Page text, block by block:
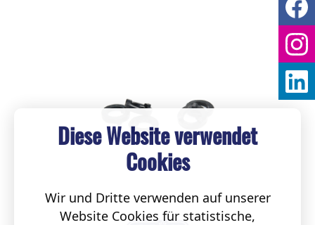
Diese Website verwendet
Cookies
Wir und Dritte verwenden auf unserer
Website Cookies für statistische,